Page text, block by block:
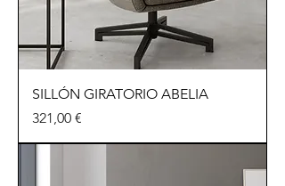
SILLÓN GIRATORIO ABELIA
Precio
321,00 €